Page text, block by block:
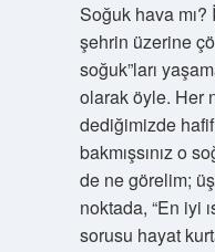
Soğuk hava mı?
şehrin üzerine
soğuk”ları
olarak öyle. Her
dediğimizde
bakmışsınız o
de ne görelim;
noktada, “En iyi
sorusu hayat